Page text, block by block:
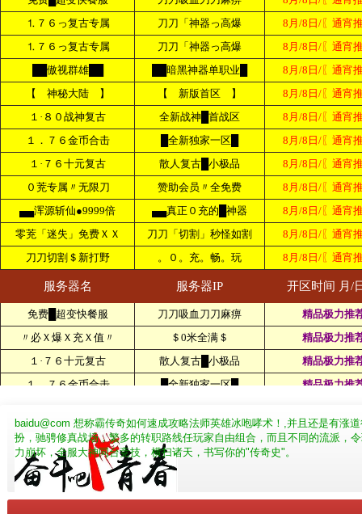
baidu@com 想称霸传奇如何速成攻略法师英雄冰咆哮术！,并且还是有涨
扮，驰骋修真战场，繁多的转职路线任玩家自由组合，而且不同的流派，
力崩坏，全服大神同台竞技，横扫诸天，书写你的"传奇史"。